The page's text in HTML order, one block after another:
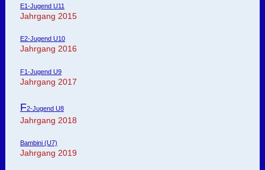
E1-Jugend U11
Jahrgang 2015
E2-Jugend U10
Jahrgang 2016
F1-Jugend U9
Jahrgang 2017
F2-Jugend U8
Jahrgang 2018
Bambini (U7)
Jahrgang 2019